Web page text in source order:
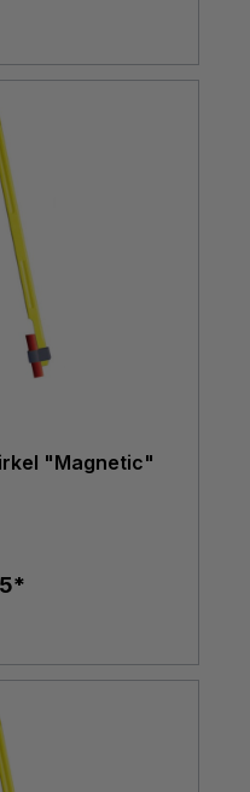
"Magnetic"